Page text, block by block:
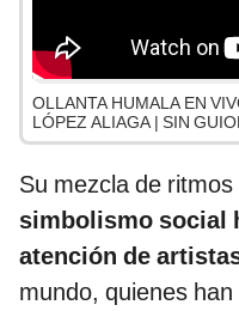
OLLANTA HUMALA EN
LÓPEZ ALIAGA | SIN
Su mezcla de
simbolismo social
atención de
mundo, quienes